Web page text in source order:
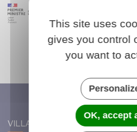
VILLARS-SAINT-GEORGES
This site uses
gives you control
you want to
OK, accept